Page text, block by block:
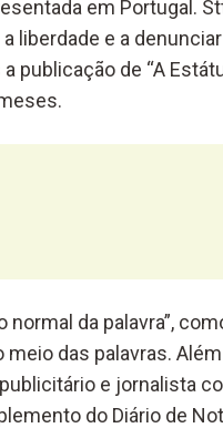
em Portugal.
liberdade e a
de “A
da palavra”,
das palavras.
e jornalista
do Diário de